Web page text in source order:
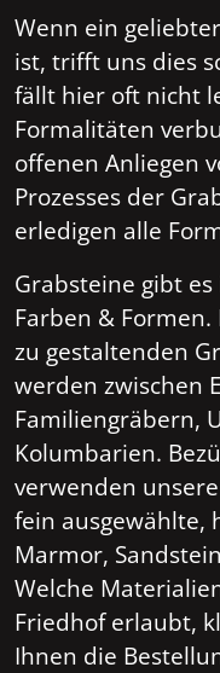
Wenn ein
ist, trifft uns dies
fällt hier oft nicht
Formalitäten
offenen Anliegen
Prozesses der
erledigen alle
Grabsteine gibt
Farben &
zu gestaltenden
werden zwischen
Familiengräbern,
Kolumbarien.
verwenden
fein ausgewählte,
Marmor,
Welche
Friedhof erlaubt,
Ihnen die